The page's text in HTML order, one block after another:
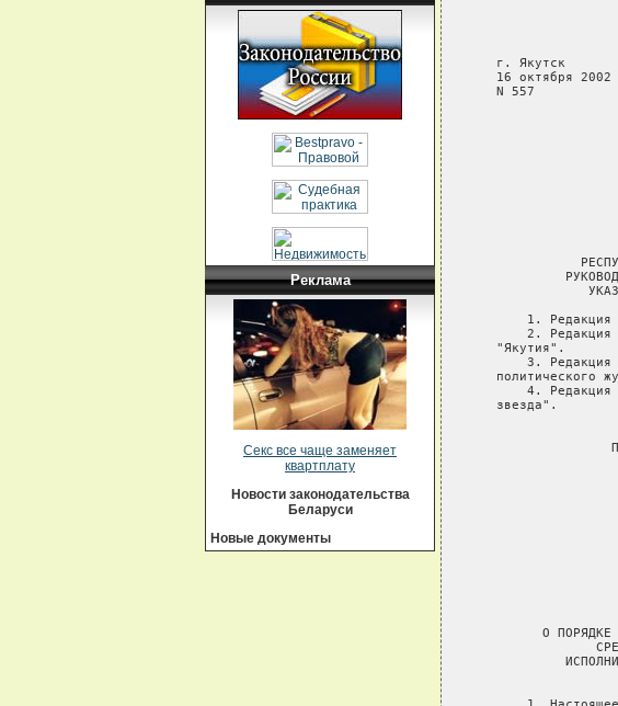
Реклама
Секс все чаще заменяет
квартплату
Новости законодательства
Беларуси
Новые документы
   г. Якутск
16 октября 2002
   N 557
1. Редакция
2. Редакция
   "Якутия".
3. Редакция
политического
4. Редакция
   звезда".
О ПОРЯДКЕ